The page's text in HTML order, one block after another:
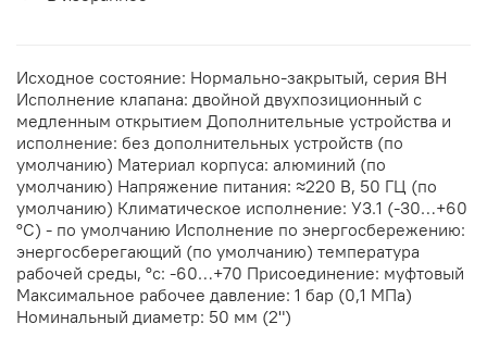
Исходное состояние: Нормально-закрытый, серия ВН
Исполнение клапана: двойной двухпозиционный с
медленным открытием Дополнительные устройства и
исполнение: без дополнительных устройств (по
умолчанию) Материал корпуса: алюминий (по
умолчанию) Напряжение питания: ≈220 В, 50 ГЦ (по
умолчанию) Климатическое исполнение: У3.1 (-30…+60
°С) - по умолчанию Исполнение по энергосбережению:
энергосберегающий (по умолчанию) температура
рабочей среды, °с: -60…+70 Присоединение: муфтовый
Максимальное рабочее давление: 1 бар (0,1 МПа)
Номинальный диаметр: 50 мм (2")